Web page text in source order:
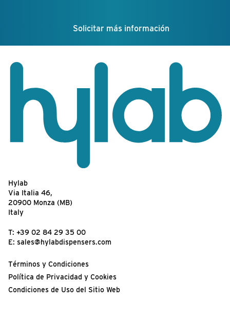
Solicitar más información
Hylab
Via Italia 46,
20900 Monza (MB)
Italy
T: +39 02 84 29 35 00
E: sales@hylabdispensers.com
Términos y Condiciones
Política de Privacidad y Cookies
Condiciones de Uso del Sitio Web